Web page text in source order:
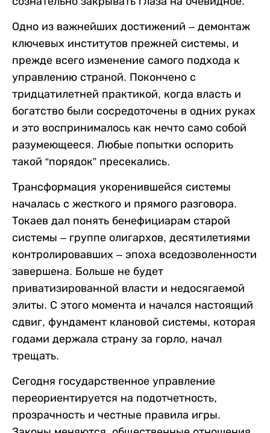
Одно из важнейших достижений – демонтаж
ключевых институтов прежней системы, и
прежде всего изменение самого подхода к
управлению страной. Покончено с
тридцатилетней практикой, когда власть и
богатство были сосредоточены в одних руках
и это воспринималось как нечто само собой
разумеющееся. Любые попытки оспорить
такой “порядок” пресекались.
Трансформация укоренившейся системы
началась с жесткого и прямого разговора.
Токаев дал понять бенефициарам старой
системы – группе олигархов, десятилетиями
контролировавших – эпоха вседозволенности
завершена. Больше не будет
приватизированной власти и недосягаемой
элиты. С этого момента и начался настоящий
сдвиг, фундамент клановой системы, которая
годами держала страну за горло, начал
трещать.
Сегодня государственное управление
переориентируется на подотчетность,
прозрачность и честные правила игры.